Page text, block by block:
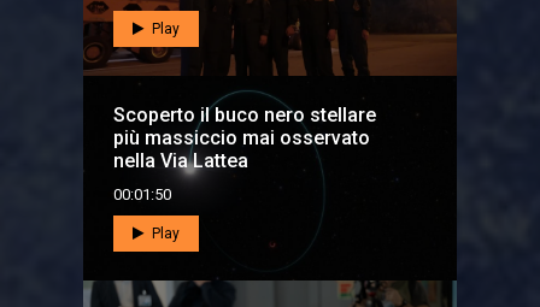
Play
Scoperto il buco nero stellare
più massiccio mai osservato
nella Via Lattea
00:01:50
Play